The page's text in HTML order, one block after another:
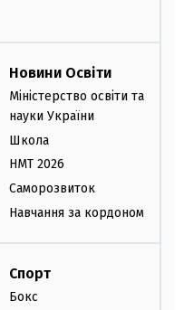
Новини Освіти
Міністерство освіти та
науки України
Школа
НМТ 2026
Саморозвиток
Навчання за кордоном
Спорт
Бокс